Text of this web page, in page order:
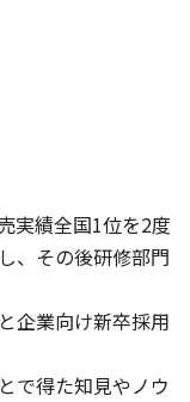
実績全国1位を2度
、その後研修部門
企業向け新卒採用
で得た知見やノウ